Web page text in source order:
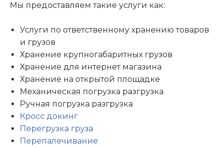
Мы предоставляем такие услуги как:
Услуги по ответственному хранению товаров
и грузов
Хранение крупногабаритных грузов
Хранение для интернет магазина
Хранение на открытой площадке
Механическая погрузка разгрузка
Ручная погрузка разгрузка
Кросс докинг
Перегрузка груза
Перепалечивание